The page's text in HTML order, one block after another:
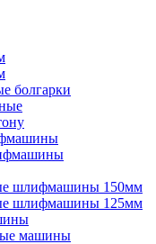
болгарки
шлифмашины 150мм
шлифмашины 125мм
машины